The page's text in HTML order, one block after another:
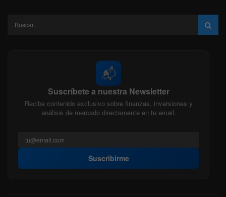
📬
Suscríbete a nuestra Newsletter
Recibe contenido exclusivo sobre finanzas, inversiones y
análisis de mercado directamente en tu email.
Suscribirme